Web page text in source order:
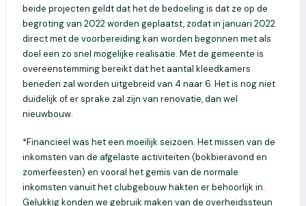
beide projecten geldt dat het de bedoeling is dat ze op de
begroting van 2022 worden geplaatst, zodat in januari 2022
direct met de voorbereiding kan worden begonnen met als
doel een zo snel mogelijke realisatie. Met de gemeente is
overeenstemming bereikt dat het aantal kleedkamers
beneden zal worden uitgebreid van 4 naar 6. Het is nog niet
duidelijk of er sprake zal zijn van renovatie, dan wel
nieuwbouw.
*Financieel was het een moeilijk seizoen. Het missen van de
inkomsten van de afgelaste activiteiten (bokbieravond en
zomerfeesten) en vooral het gemis van de normale
inkomsten vanuit het clubgebouw hakten er behoorlijk in.
Gelukkig konden we gebruik maken van de overheidssteun